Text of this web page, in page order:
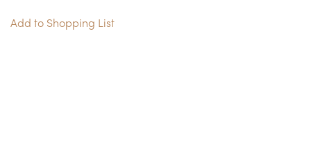
Add to Shopping List